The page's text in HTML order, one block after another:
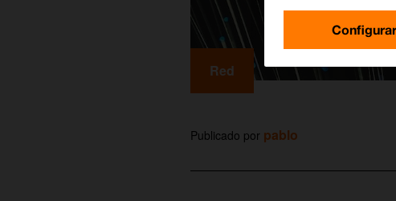
Red
Publicado por pablo
Configurar